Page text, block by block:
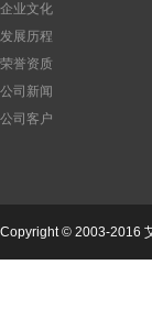
企业文化
发展历程
荣誉资质
公司新闻
公司客户
Copyright © 2003-2016